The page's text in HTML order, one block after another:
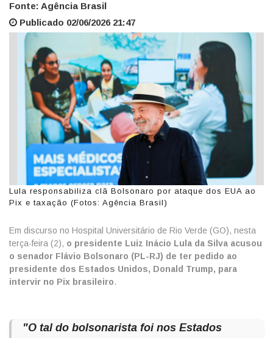
Fonte: Agência Brasil
Publicado 02/06/2026 21:47
Lula responsabiliza clã Bolsonaro por ataque dos EUA ao
Pix e taxação (Fotos: Agência Brasil)
Em discurso no Hospital Universitário de Rio Verde (GO), nesta
terça-feira (2), o presidente Luiz Inácio Lula da Silva acusou
o senador Flávio Bolsonaro (PL-RJ) de ter pedido ao
presidente dos Estados Unidos, Donald Trump, para
intervir no Pix brasileiro.
"O tal do bolsonarista foi nos Estados